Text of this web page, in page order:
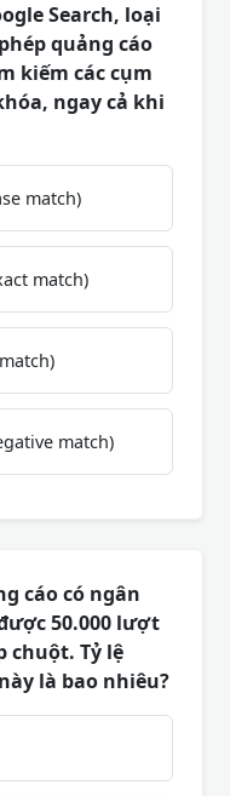
Search, loại
quảng cáo
kiếm các cụm
ngay cả khi
match)
match)
match)
cáo có ngân
50.000 lượt
chuột. Tỷ lệ
là bao nhiêu?